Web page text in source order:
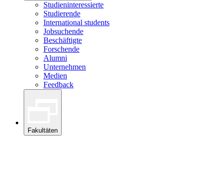
Studieninteressierte
Studierende
International students
Jobsuchende
Beschäftigte
Forschende
Alumni
Unternehmen
Medien
Feedback
Fakultäten